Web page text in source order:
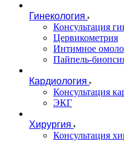
Гинекология
Консультация
Цервикометрия
Интимное
Пайпель-
Кардиология
Консультация
ЭКГ
Хирургия
Консультация